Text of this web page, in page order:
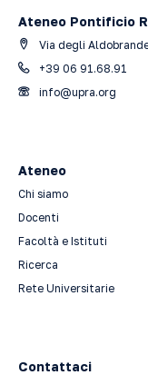
Ateneo Pontificio
Via degli
+39 06 91.68.91
info@upra.org
Ateneo
Chi siamo
Docenti
Facoltà e Istituti
Ricerca
Rete Universitarie
Contattaci